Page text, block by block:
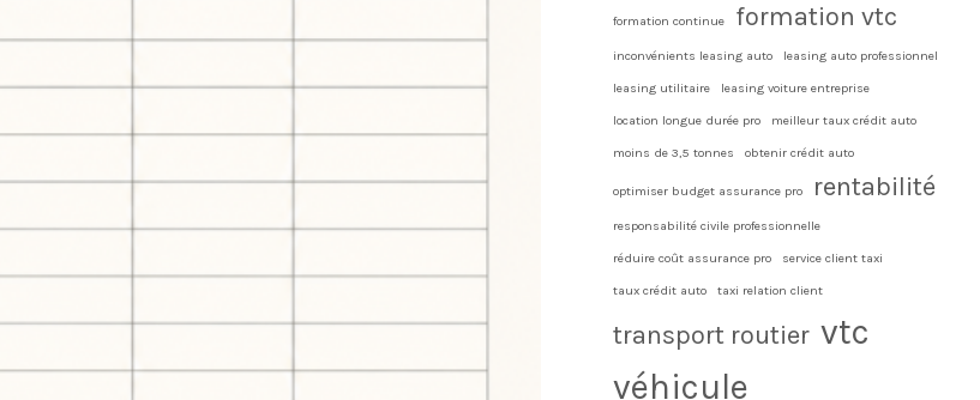
formation continue formation vtc
inconvénients leasing auto leasing auto professionnel
leasing utilitaire leasing voiture entreprise
location longue durée pro meilleur taux crédit auto
moins de 3,5 tonnes obtenir crédit auto
optimiser budget assurance pro rentabilité
responsabilité civile professionnelle
réduire coût assurance pro service client taxi
taux crédit auto taxi relation client
transport routier vtc
véhicule